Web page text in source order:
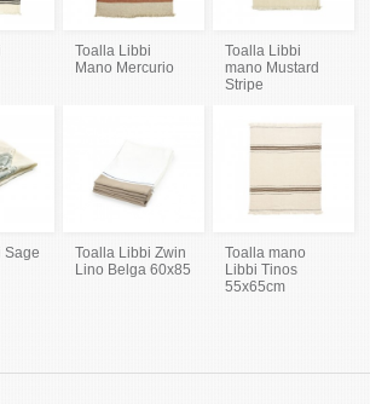
Toalla Libbi
Mano Mercurio
Toalla Libbi
mano Mustard
Stripe
Sage
Toalla Libbi Zwin
Lino Belga 60x85
Toalla mano
Libbi Tinos
55x65cm